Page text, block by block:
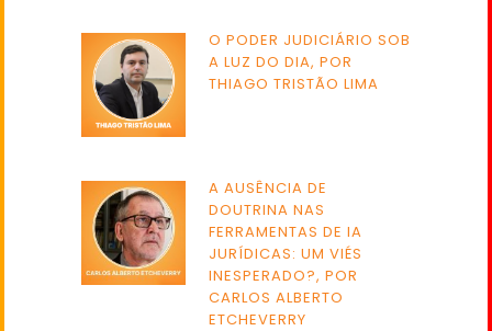
O PODER JUDICIÁRIO SOB
A LUZ DO DIA, POR
THIAGO TRISTÃO LIMA
A AUSÊNCIA DE
DOUTRINA NAS
FERRAMENTAS DE IA
JURÍDICAS: UM VIÉS
INESPERADO?, POR
CARLOS ALBERTO
ETCHEVERRY